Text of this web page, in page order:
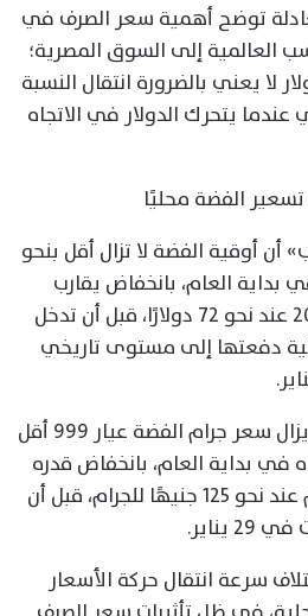
توضح أهمية سعر الصرف في
العالمية إلى السوق المصرية؛
لا يعني بالضرورة انتقال النسبة
يتحرك الدولار في الاتجاه
الفضة محليًا
أوقية الفضة لا تزال أقل بنحو
بداية العام، بانخفاض يقارب
11%، بعدما بدأت عام 2026 عند نحو 72 دولارًا، قبل أن تدخل
دفعتها إلى مستوى تاريخي
وفي السوق المحلية، لا يزال سعر جرام الفضة عيار 999 أقل
في بداية العام، بانخفاض قدره
18.4%، بعدما افتتح العام عند نحو 125 جنيهًا للجرام، قبل أن
سرعة انتقال حركة الأسعار